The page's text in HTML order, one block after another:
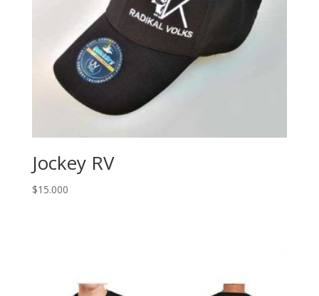
Jockey RV
$15.000